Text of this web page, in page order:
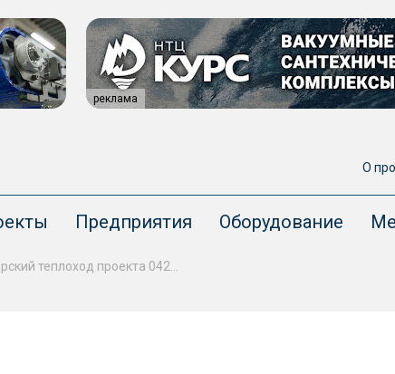
реклама
О
Предприятия Оборудование